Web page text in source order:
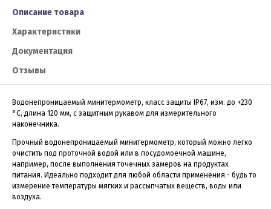
Описание товара
Характеристики
Документация
Отзывы
Водонепроницаемый минитермометр, класс защиты IP67, изм. до +230
°C, длина 120 мм, с защитным рукавом для измерительного
наконечника.
Прочный водонепроницаемый минитермометр, который можно легко
очистить под проточной водой или в посудомоечной машине,
например, после выполнения точечных замеров на продуктах
питания. Идеально подходит для любой области применения - будь то
измерение температуры мягких и рассыпчатых веществ, воды или
воздуха.